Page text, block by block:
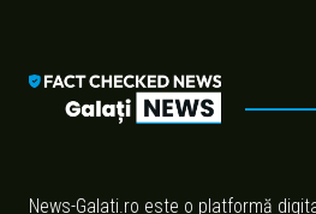
News-Galati.ro este o platformă